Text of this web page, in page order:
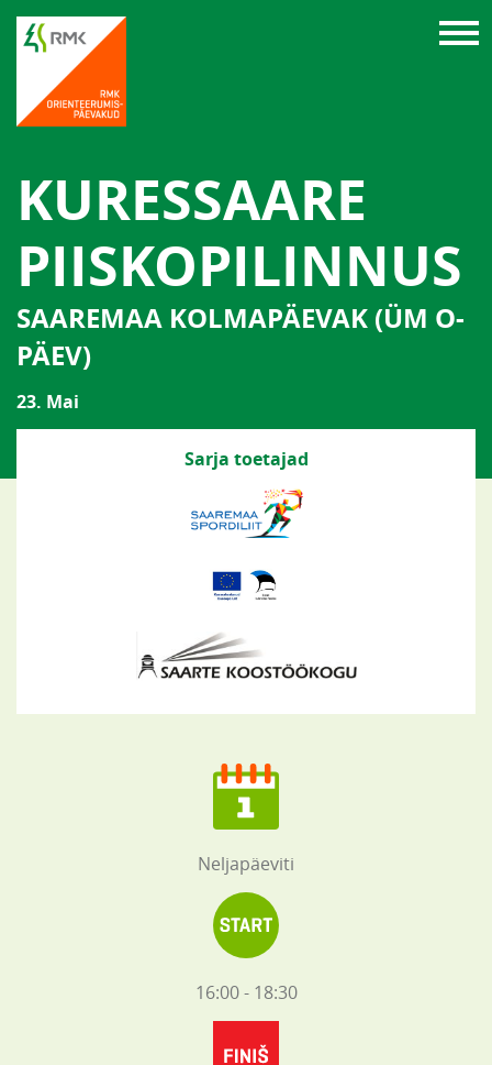
KURESSAARE
PIISKOPILINNUS
SAAREMAA KOLMAPÄEVAK (ÜM O-
PÄEV)
23. Mai
Sarja toetajad
Neljapäeviti
16:00 - 18:30